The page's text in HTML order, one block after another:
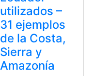
utilizados –
31 ejemplos
de la Costa,
Sierra y
Amazonía